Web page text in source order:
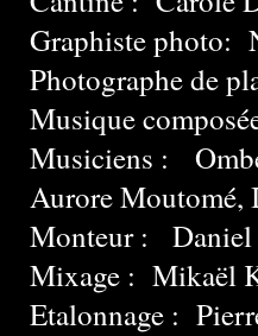
Graphiste photo:
Photographe de
Musique
Musiciens :
Aurore Moutomé,
Monteur : Daniel
Mixage : Mikaël
Etalonnage :